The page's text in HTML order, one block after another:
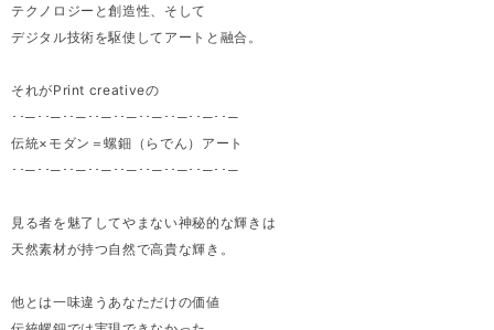
テクノロジーと創造性、そして
デジタル技術を駆使してアートと融合。
それがPrint creativeの
･･─･･─･･─･･─･･─･･─･･─･･─･･─
伝統×モダン＝螺鈿（らでん）アート
･･─･･─･･─･･─･･─･･─･･─･･─･･─
見る者を魅了してやまない神秘的な輝きは
天然素材が持つ自然で高貴な輝き。
他とは一味違うあなただけの価値